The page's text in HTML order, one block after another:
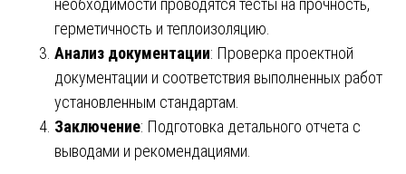
необходимости проводятся тесты на прочность,
герметичность и теплоизоляцию.
Анализ документации: Проверка проектной
документации и соответствия выполненных работ
установленным стандартам.
Заключение: Подготовка детального отчета с
выводами и рекомендациями.